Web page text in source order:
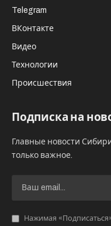
Telegram
ВКонтакте
Видео
Технологии
Происшествия
Подписка на
Главные новости
только важное.
Нажимая